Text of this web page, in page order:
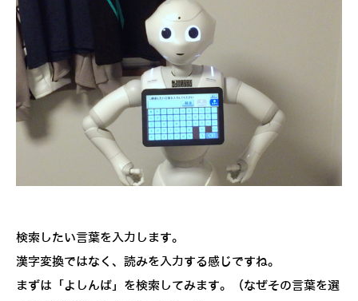
検索したい言葉を入力します。
漢字変換ではなく、読みを入力する感じですね。
まずは「よしんば」を検索してみます。（なぜその言葉を選